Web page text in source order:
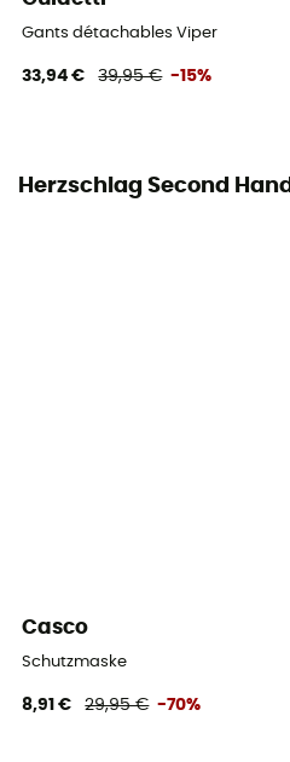
Gants détachables Viper
33,94 € 39,95 € -15%
Herzschlag Second Hand
Casco
Schutzmaske
8,91 € 29,95 € -70%